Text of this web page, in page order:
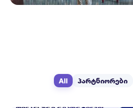
All პარტნიორები